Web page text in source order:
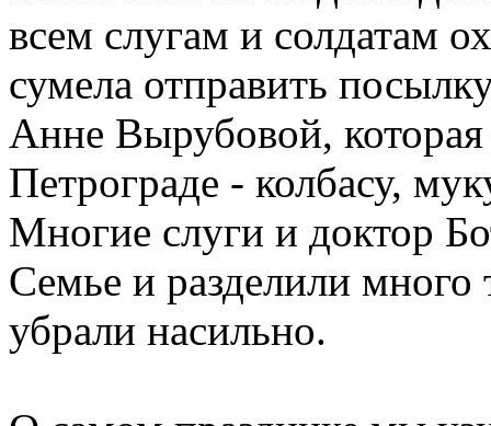
всем слугам и солдатам
сумела отправить
Анне Вырубовой,
Петрограде - колбасу,
Многие слуги и доктор
Семье и разделили
убрали насильно.